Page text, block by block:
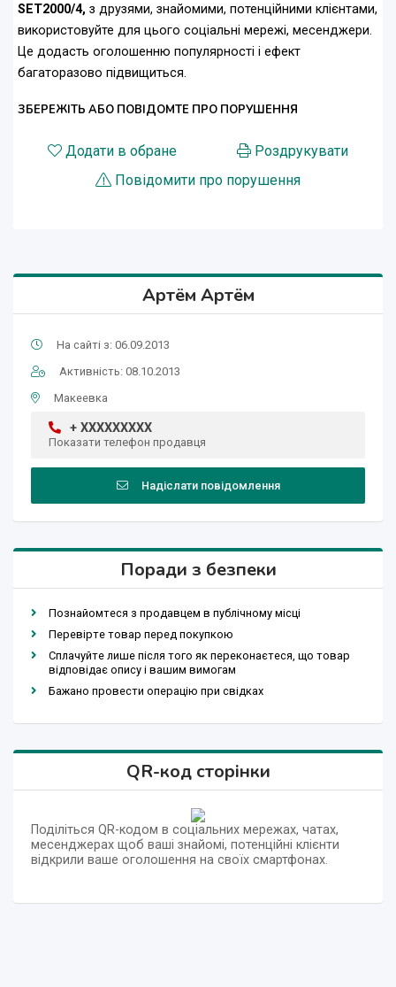
SET2000/4, з друзями, знайомими, потенційними клієнтами,
використовуйте для цього соціальні мережі, месенджери.
Це додасть оголошенню популярності і ефект
багаторазово підвищиться.
ЗБЕРЕЖІТЬ АБО ПОВІДОМТЕ ПРО ПОРУШЕННЯ
Додати в обране
Роздрукувати
Повідомити про порушення
Артём Артём
На сайті з: 06.09.2013
Активність: 08.10.2013
Макеевка
+ XXXXXXXXX
Показати телефон продавця
Надіслати повідомлення
Поради з безпеки
Познайомтеся з продавцем в публічному місці
Перевірте товар перед покупкою
Сплачуйте лише після того як переконаєтеся, що товар
відповідає опису і вашим вимогам
Бажано провести операцію при свідках
QR-код сторінки
Поділіться QR-кодом в соціальних мережах, чатах,
месенджерах щоб ваші знайомі, потенційні клієнти
відкрили ваше оголошення на своїх смартфонах.